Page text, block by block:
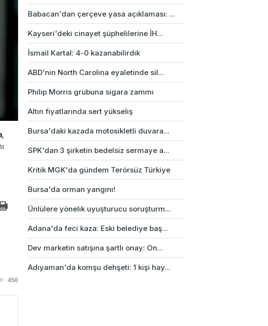
,
: 450
Babacan'dan çerçeve yasa açıklaması: ...
Kayseri'deki cinayet şüphelilerine İH...
İsmail Kartal: 4-0 kazanabilirdik
ABD'nin North Carolina eyaletinde sil...
Philip Morris grubuna sigara zammı
Altın fiyatlarında sert yükseliş
Bursa'daki kazada motosikletli duvara...
SPK'dan 3 şirketin bedelsiz sermaye a...
Kritik MGK'da gündem Terörsüz Türkiye
Bursa'da orman yangını!
Ünlülere yönelik uyuşturucu soruşturm...
Adana'da feci kaza: Eski belediye baş...
Dev marketin satışına şartlı onay: On...
Adıyaman'da komşu dehşeti: 1 kişi hay...